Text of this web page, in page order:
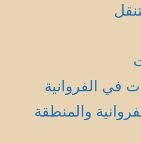
في الفروانية
والمنطقة